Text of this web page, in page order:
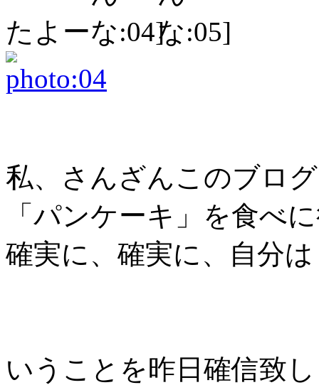
たよー
私、さんざんこのブロ
「パンケーキ」を食べ
確実に、確実に、自分
いうことを昨日確信致